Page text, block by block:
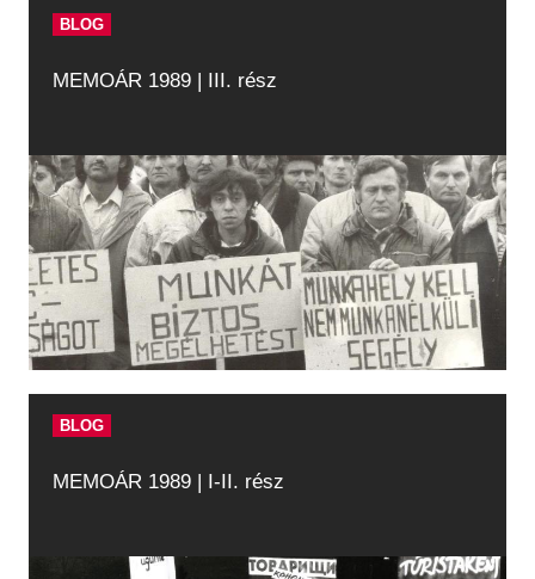
BLOG
MEMOÁR 1989 | III. rész
BLOG
MEMOÁR 1989 | I-II. rész